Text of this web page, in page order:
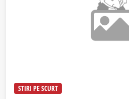
STIRI PE SCURT